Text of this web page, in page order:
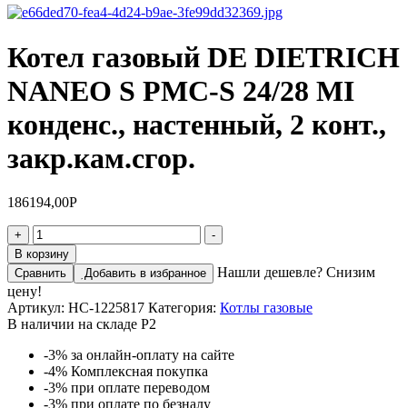
Котел газовый DE DIETRICH
NANEO S PMC-S 24/28 MI
конденс., настенный, 2 конт.,
закр.кам.сгор.
186194,00Р
+
-
В корзину
Сравнить
Добавить в избранное
Нашли дешевле? Снизим
цену!
Артикул: НС-1225817 Категория: Котлы газовые
В наличии на складе Р2
-3% за онлайн-оплату на сайте
-4% Комплексная покупка
-3% при оплате переводом
-3% при оплате по безналу